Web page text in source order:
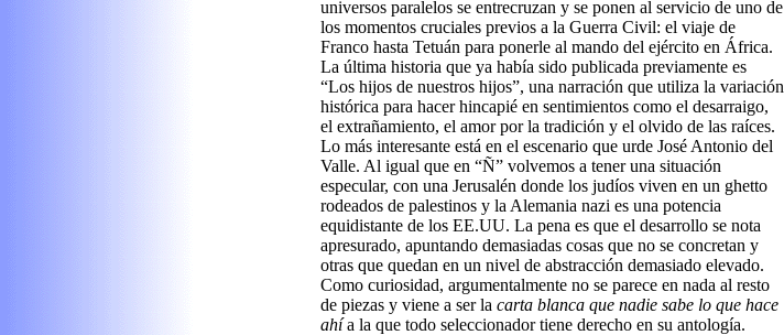
universos paralelos se entrecruzan y se ponen al servicio de uno de
los momentos cruciales previos a la Guerra Civil: el viaje de
Franco hasta Tetuán para ponerle al mando del ejército en África.
La última historia que ya había sido publicada previamente es
“Los hijos de nuestros hijos”, una narración que utiliza la variación
histórica para hacer hincapié en sentimientos como el desarraigo,
el extrañamiento, el amor por la tradición y el olvido de las raíces.
Lo más interesante está en el escenario que urde José Antonio del
Valle. Al igual que en “Ñ” volvemos a tener una situación
especular, con una Jerusalén donde los judíos viven en un ghetto
rodeados de palestinos y la Alemania nazi es una potencia
equidistante de los EE.UU. La pena es que el desarrollo se nota
apresurado, apuntando demasiadas cosas que no se concretan y
otras que quedan en un nivel de abstracción demasiado elevado.
Como curiosidad, argumentalmente no se parece en nada al resto
de piezas y viene a ser la carta blanca que nadie sabe lo que hace
ahía la que todo seleccionador tiene derecho en su antología.